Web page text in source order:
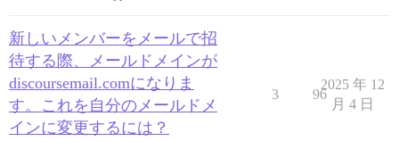
新しいメンバーをメールで招
待する際、メールドメインが
discoursemail.comになりま
す。これを自分のメールドメ
インに変更するには？
3 96
2025 年 12
月 4 日